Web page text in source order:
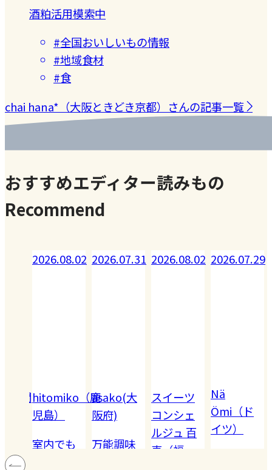
酒粕活用模索中
#全国おいしいもの情報
#地域食材
#食
chai hana*（大阪ときどき京都）さんの記事一覧
おすすめエディター読みもの
Recommend
（鹿
!! 愛
2026.07.31
asako(大
阪府)
万能調味
2026.08.02
スイーツ
コンシェ
恵（福
2026.07.29
Nä
Ömi（ド
イツ）
2026.07.28